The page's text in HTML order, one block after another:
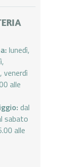
lunedì,
venerdì
alle
dal
sabato
alle